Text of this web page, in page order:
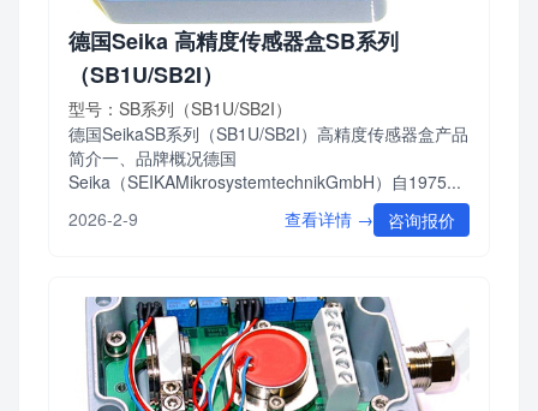
德国Seika 高精度传感器盒SB系列
（SB1U/SB2I）
型号：SB系列（SB1U/SB2I）
德国SeikaSB系列（SB1U/SB2I）高精度传感器盒产品
简介一、品牌概况德国
Seika（SEIKAMikrosystemtechnikGmbH）自1975...
2026-2-9
查看详情 → 咨询报价